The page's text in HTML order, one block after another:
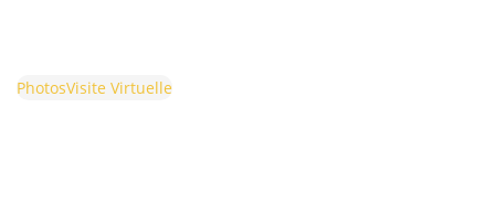
PhotosVisite Virtuelle